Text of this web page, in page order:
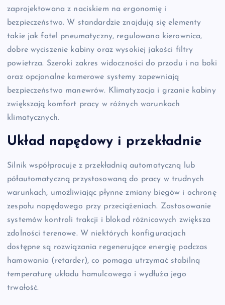
zaprojektowana z naciskiem na ergonomię i
bezpieczeństwo. W standardzie znajdują się elementy
takie jak fotel pneumatyczny, regulowana kierownica,
dobre wyciszenie kabiny oraz wysokiej jakości filtry
powietrza. Szeroki zakres widoczności do przodu i na boki
oraz opcjonalne kamerowe systemy zapewniają
bezpieczeństwo manewrów. Klimatyzacja i grzanie kabiny
zwiększają komfort pracy w różnych warunkach
klimatycznych.
Układ napędowy i przekładnie
Silnik współpracuje z przekładnią automatyczną lub
półautomatyczną przystosowaną do pracy w trudnych
warunkach, umożliwiając płynne zmiany biegów i ochronę
zespołu napędowego przy przeciążeniach. Zastosowanie
systemów kontroli trakcji i blokad różnicowych zwiększa
zdolności terenowe. W niektórych konfiguracjach
dostępne są rozwiązania regenerujące energię podczas
hamowania (retarder), co pomaga utrzymać stabilną
temperaturę układu hamulcowego i wydłuża jego
trwałość.